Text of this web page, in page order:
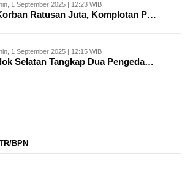
1 September 2025 | 12:23 WIB
Ratusan Juta, Komplotan P…
1 September 2025 | 12:15 WIB
Selatan Tangkap Dua Pengeda…
BPN